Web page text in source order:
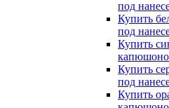
под
Купить
под
Купить
Купить
под
Купить